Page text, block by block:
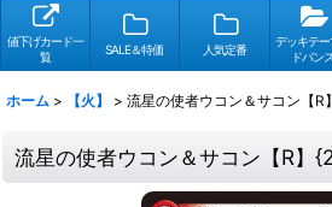
値下げカード一
覧
SALE＆特価 人気定番
デッキテー
ドバン
ホーム > 【火】 > 流星の使者ウコン＆サコン【R
流星の使者ウコン＆サコン【R】